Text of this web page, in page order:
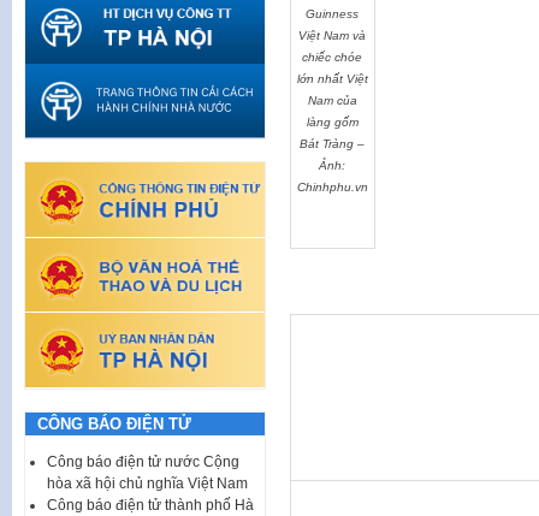
Guinness
Việt Nam và
chiếc chóe
lớn nhất Việt
Nam của
làng gốm
Bát Tràng –
Ảnh:
Chinhphu.vn
CÔNG BÁO ĐIỆN TỬ
Công báo điện tử nước Cộng
hòa xã hội chủ nghĩa Việt Nam
Công báo điện tử thành phố Hà